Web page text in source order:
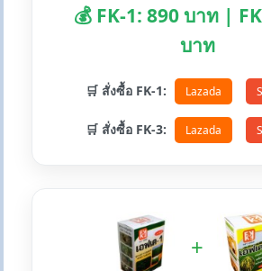
💰 FK-1: 890 บาท |
บาท
🛒 สั่งซื้อ FK-1: Lazada
🛒 สั่งซื้อ FK-3: Lazada
+